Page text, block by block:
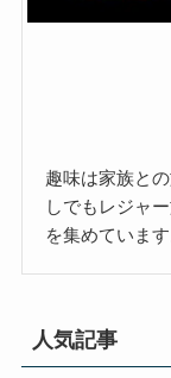
趣味は家族と
しでもレジャ
を集めています
人気記事